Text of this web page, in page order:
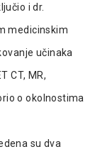
i dr.
medicinskim
učinaka
CT, MR,
o okolnostima
su dva